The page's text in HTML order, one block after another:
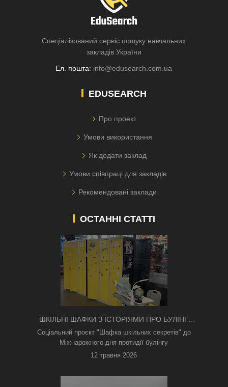
Спеціалізований сервіс пошуку навчальних
закладів України
Ел. пошта: info@edusearch.com.ua
EDUSEARCH
Про проект
Умови використання
Як додати заклад
Умови співпраці для закладів
Рекомендовані заклади
ОСТАННІ СТАТТІ
ШКІЛЬНІ ШАФКИ З ІСТОРІЯМИ ПРО БУЛІНГ
З'ЯВИЛИСЯ В КИЄВІ
Соціальний проєкт "Шафка шкільних секретів" до
Міжнарожного дня протидії булінгу
12 травня 2026